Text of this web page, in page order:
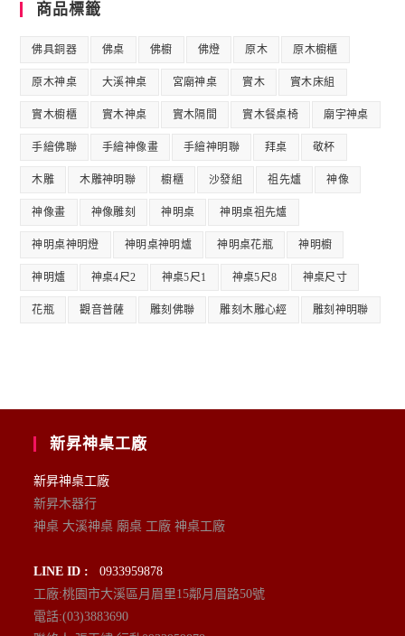
商品標籤
佛具銅器 佛桌 佛櫥 佛燈 原木 原木櫥櫃
原木神桌 大溪神桌 宮廟神桌 實木 實木床組
實木櫥櫃 實木神桌 實木隔間 實木餐桌椅 廟宇神桌
手繪佛聯 手繪神像畫 手繪神明聯 拜桌 敬杯
木雕 木雕神明聯 櫥櫃 沙發組 祖先爐 神像
神像畫 神像雕刻 神明桌 神明桌祖先爐
神明桌神明燈 神明桌神明爐 神明桌花瓶 神明櫥
神明爐 神桌4尺2 神桌5尺1 神桌5尺8 神桌尺寸
花瓶 觀音普薩 雕刻佛聯 雕刻木雕心經 雕刻神明聯
新昇神桌工廠
新昇神桌工廠
新昇木器行
神桌 大溪神桌 廟桌 工廠 神桌工廠
LINE ID :
0933959878
工廠:桃園市大溪區月眉里15鄰月眉路50號
電話:(03)3883690